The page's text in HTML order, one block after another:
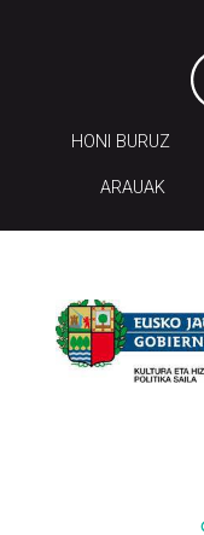
HONI BURUZ
ARAUAK